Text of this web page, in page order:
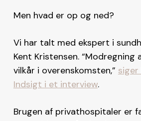
Men hvad er op og ned?
Vi har talt med ekspert i
Kent Kristensen.
vilkår i overenskomsten,” siger
Indsigt i et interview.
Brugen af privathospitaler er